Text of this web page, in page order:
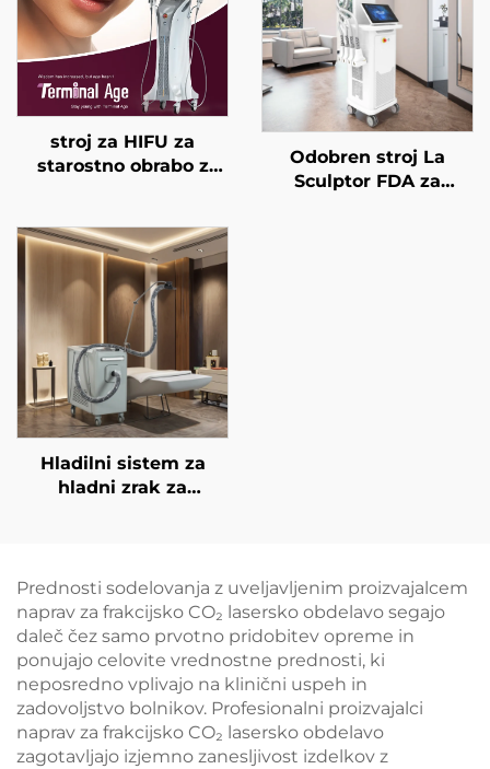
stroj za HIFU za
starostno obrabo z
frekvencah,
dvigovanje obraza,
napenjanje kože in
modeliranje telesa
Odobren stroj La
Sculptor FDA za
Hladilni sistem za
hladni zrak za
epidermalno zaščito,
neprekinjeno
brezkontaktno
uporabo v kliničnih
razmerah
Prednosti sodelovanja z uveljavljenim proizvajalcem
naprav za frakcijsko CO₂ lasersko obdelavo segajo
daleč čez samo prvotno pridobitev opreme in
ponujajo celovite vrednostne prednosti, ki
neposredno vplivajo na klinični uspeh in
zadovoljstvo bolnikov. Profesionalni proizvajalci
naprav za frakcijsko CO₂ lasersko obdelavo
zagotavljajo izjemno zanesljivost izdelkov z